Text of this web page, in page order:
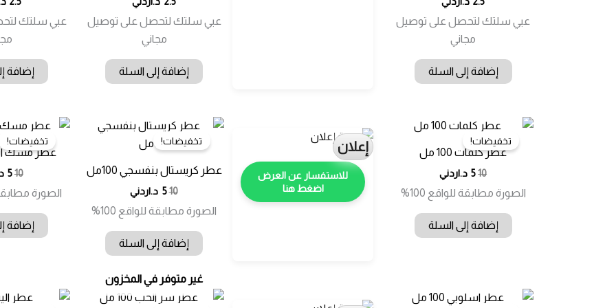
عبي سلتك لتحصل على توصيل
مجاني
إضافة إلى السلة
عبي سلتك لتحصل على توصيل
مجاني
إضافة إلى السلة
عبي سلتك
إضافة
تخفيضات!
عطر كلمات 100 مل
10السعر
هو:
5السعر
هو:
د.اردني
الصورة مطابقة للواقع 100%
إضافة إلى السلة
إعلان
للاستفسار عن العرض
اضغط هنا
تخفيضات!
عطر كريستال بنفسجي 100مل
10السعر
هو:
5السعر
هو:
د.اردني
الصورة مطابقة للواقع 100%
إضافة إلى السلة
تخفيضات!
عطر مسك ابيض
10
5
الصورة مطابقة
إضافة
غير متوفر في المخزون